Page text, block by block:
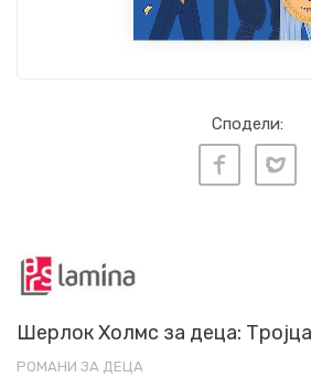
Сподели:
Шерлок Холмс за деца:
РОМАНИ ЗА ДЕЦА